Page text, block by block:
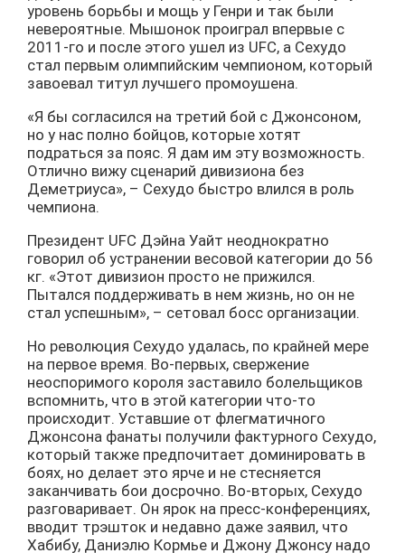
уровень борьбы и мощь у Генри и так были
невероятные. Мышонок проиграл впервые с
2011-го и после этого ушел из UFC, а Сехудо
стал первым олимпийским чемпионом, который
завоевал титул лучшего промоушена.
«Я бы согласился на третий бой с Джонсоном,
но у нас полно бойцов, которые хотят
подраться за пояс. Я дам им эту возможность.
Отлично вижу сценарий дивизиона без
Деметриуса», – Сехудо быстро влился в роль
чемпиона.
Президент UFC Дэйна Уайт неоднократно
говорил об устранении весовой категории до 56
кг. «Этот дивизион просто не прижился.
Пытался поддерживать в нем жизнь, но он не
стал успешным», – сетовал босс организации.
Но революция Сехудо удалась, по крайней мере
на первое время. Во-первых, свержение
неоспоримого короля заставило болельщиков
вспомнить, что в этой категории что-то
происходит. Уставшие от флегматичного
Джонсона фанаты получили фактурного Сехудо,
который также предпочитает доминировать в
боях, но делает это ярче и не стесняется
заканчивать бои досрочно. Во-вторых, Сехудо
разговаривает. Он ярок на пресс-конференциях,
вводит трэшток и недавно даже заявил, что
Хабибу, Даниэлю Кормье и Джону Джонсу надо